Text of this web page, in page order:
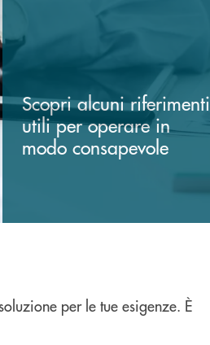
Scopri alcuni riferimenti
utili per operare in
modo consapevole
per le tue esigenze. È